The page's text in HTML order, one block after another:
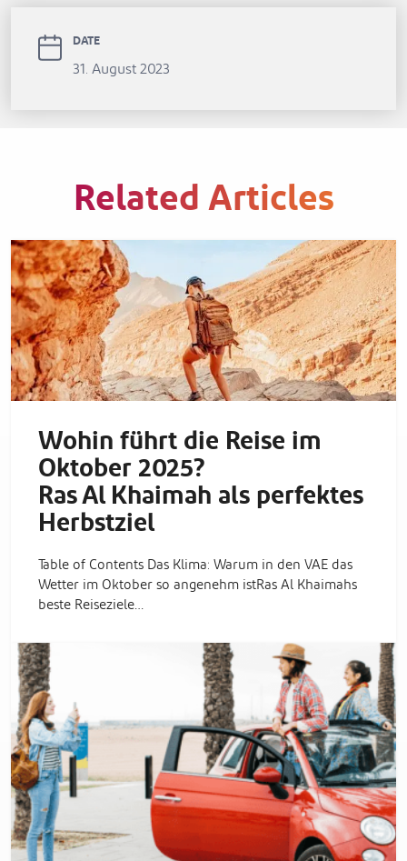
DATE
31. August 2023
Related Articles
Wohin führt die Reise im
Oktober 2025?
Ras Al Khaimah als perfektes
Herbstziel
Table of Contents Das Klima: Warum in den VAE das
Wetter im Oktober so angenehm istRas Al Khaimahs
beste Reiseziele…